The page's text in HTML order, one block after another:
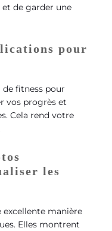
et de garder une
pour
de fitness pour
vos progrès et
Cela rend votre
les
excellente manière
Elles montrent